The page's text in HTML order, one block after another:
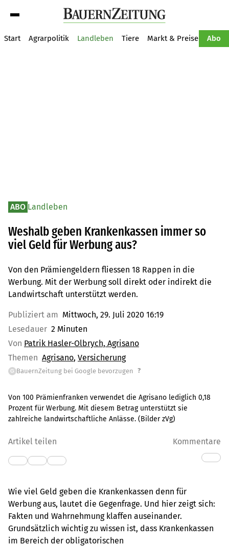
Start Agrarpolitik Landleben Tiere Markt & Preise Abo
ABO Landleben
Weshalb geben Krankenkassen immer so
viel Geld für Werbung aus?
Von den Prämiengeldern fliessen 18 Rappen in die
Werbung. Mit der Werbung soll direkt oder indirekt die
Landwirtschaft unterstützt werden.
Publiziert am Mittwoch, 29. Juli 2020 16:19
Lesedauer 2 Minuten
Von Patrik Hasler-Olbrych, Agrisano
Themen Agrisano Versicherung
G BauernZeitung bei Google bevorzugen ?
Von 100 Prämienfranken verwendet die Agrisano lediglich 0,18
Prozent für Werbung. Mit diesem Betrag unterstützt sie
zahlreiche landwirtschaftliche Anlässe. (Bilder zVg)
Artikel teilen Kommentare
Wie viel Geld geben die Krankenkassen denn für
Werbung aus, lautet die Gegenfrage. Und hier zeigt sich:
Fakten und Wahrnehmung klaffen auseinander.
Grundsätzlich wichtig zu wissen ist, dass Krankenkassen
im Bereich der obligatorischen